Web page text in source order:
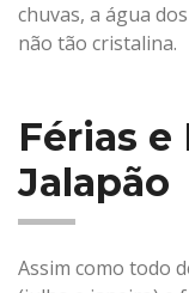
chuvas, a água
não tão cristalina.
Férias e
Jalapão
Assim como todo